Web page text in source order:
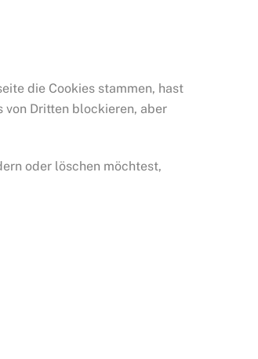
die Cookies stammen, hast
von Dritten blockieren, aber
oder löschen möchtest,